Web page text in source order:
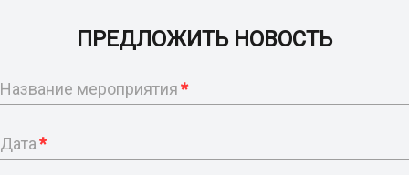
ПРЕДЛОЖИТЬ НОВОСТЬ
Название мероприятия*
Дата*